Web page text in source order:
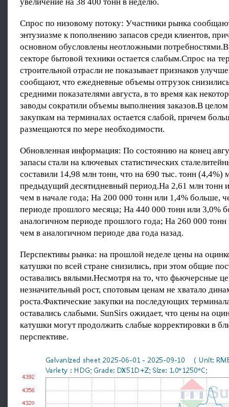
увеличение на 38 400 тонн в неделю.
Спрос по низовому потоку: Участники рынка
энтузиазме к пополнению запасов среди клиентов,
основном обусловлены неотложными
секторе бытовой техники остается слабым.Спрос на
строительной отрасли не показывает признаков
сообщают, что ежедневные объемы отгрузок
средними показателями августа, в то время как
заводы сократили объемы выполнения заказов.В целом
закупкам на терминалах остается слабой, причем
размещаются по мере необходимости.
Обновленная информация: По состоянию на конец
запасы стали на ключевых статистических
составили 14,98 млн тонн, что на 690 тыс. тонн (4,4%)
предыдущий десятидневный период.На 2,61 млн тонн
чем в начале года; На 200 000 тонн или 1,4% больше,
периоде прошлого месяца; На 440 000 тонн или 3,0%
аналогичном периоде прошлого года; На 260 000
чем в аналогичном периоде два года назад.
Перспективы рынка: на прошлой неделе цены на
катушки по всей стране снизились, при этом общие
оставались вялыми.Несмотря на то, что фьючерсные
незначительный рост, спотовым ценам не хватало
роста.Фактические закупки на последующих
оставались слабыми. SunSirs ожидает, что цены на
катушки могут продолжить слабые корректировки в
перспективе.